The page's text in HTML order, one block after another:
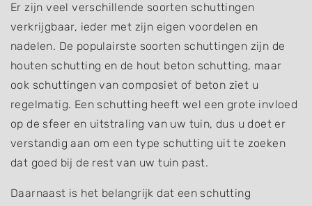
Er zijn veel verschillende soorten schuttingen
verkrijgbaar, ieder met zijn eigen voordelen en
nadelen. De populairste soorten schuttingen zijn de
houten schutting en de hout beton schutting, maar
ook schuttingen van composiet of beton ziet u
regelmatig. Een schutting heeft wel een grote invloed
op de sfeer en uitstraling van uw tuin, dus u doet er
verstandig aan om een type schutting uit te zoeken
dat goed bij de rest van uw tuin past.
Daarnaast is het belangrijk dat een schutting